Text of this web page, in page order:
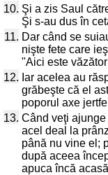
10. Şi a zis Saul
Şi s-au dus în
11. Dar când se
nişte fete care
"Aici este
12. Iar acelea au
grăbeşte că el
poporul axe
13. Când veţi
acel deal la
până nu vine el;
după aceea
apuca încă